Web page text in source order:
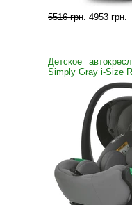
5516 грн. 4953 грн.
Детское
Simply Gray i-Size